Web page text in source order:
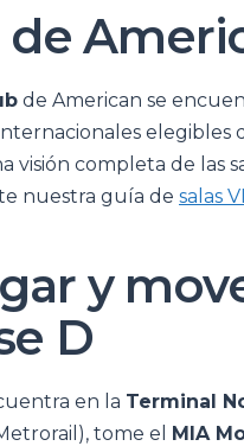
de
de American se
elegibles
visión completa de las
nuestra guía de salas
y
D
en la Terminal
tome el MIA